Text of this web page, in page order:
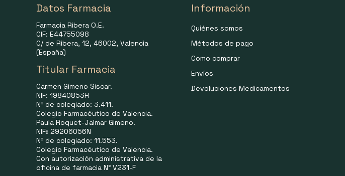
Datos Farmacia
Farmacia Ribera O.E.
CIF: E44755098
C/ de Ribera, 12, 46002, Valencia
(España)
Titular Farmacia
Carmen Gimeno Siscar.
NIF: 19840853H
Nº de colegiado: 3.411.
Colegio Farmacéutico de Valencia.
Paula Roquet-Jalmar Gimeno.
NIF: 29206056N
Nº de colegiado: 11.553.
Colegio Farmacéutico de Valencia.
Con autorización administrativa de la
oficina de farmacia N° V231-F
Información
Quiénes somos
Métodos de pago
Como comprar
Envíos
Devoluciones Medicamentos